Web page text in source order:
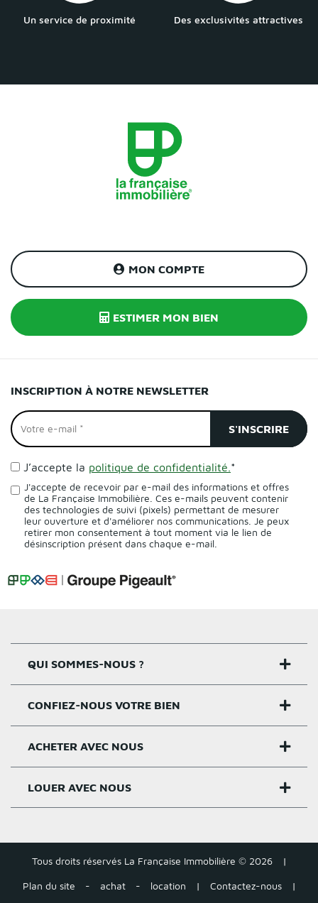
Un service de proximité Des exclusivités attractives
MON COMPTE
ESTIMER MON BIEN
INSCRIPTION À NOTRE NEWSLETTER
J’accepte la politique de confidentialité. *
J'accepte de recevoir par e-mail des informations et offres
de La Française Immobilière. Ces e-mails peuvent contenir
des technologies de suivi (pixels) permettant de mesurer
leur ouverture et d'améliorer nos communications. Je peux
retirer mon consentement à tout moment via le lien de
désinscription présent dans chaque e-mail.
QUI SOMMES-NOUS ?
Nos agences
Notre histoire
Nos valeurs
Groupe Pigeault
Tarifs
CONFIEZ-NOUS VOTRE BIEN
Estimer un bien
Critères estimation
Estimation loyer
ACHETER AVEC NOUS
Acheter sur Rennes
Achat maison Rennes
Acheter autour de Rennes
LOUER AVEC NOUS
Location appartement Rennes
Tous droits réservés La Française Immobilière © 2026 |
Plan du site - achat - location | Contactez-nous |